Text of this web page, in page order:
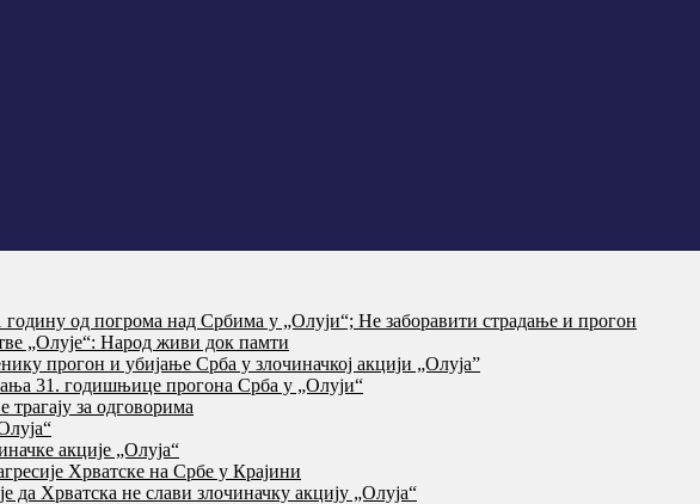
од погрома над Србима у „Олуји“; Не заборавити страдање и прогон
„Олује“: Народ живи док памти
прогон и убијање Срба у злочиначкој акцији „Олуја”
31. годишњице прогона Срба у „Олуји“
за одговорима
акције „Олуја“
Хрватске на Србе у Крајини
Хрватска не слави злочиначку акцију „Олуја“